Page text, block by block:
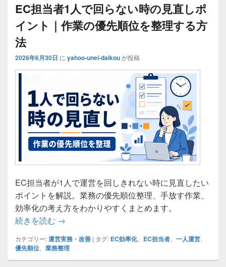
EC担当者1人で回らない時の見直しポ
イント｜作業の優先順位を整理する方
法
2026年6月30日 に yahoo-unei-daikouが投稿
EC担当者が1人で運営を回しきれない時に見直したい
ポイントを解説。業務の優先順位整理、手放す作業、
効率化の考え方をわかりやすくまとめます。
続きを読む EC担当者1人で回らない時の見直しポイント
→
カテゴリー:運営実務・改善 | タグ: EC効率化、 EC担当者、 一人運営、
優先順位、 業務整理